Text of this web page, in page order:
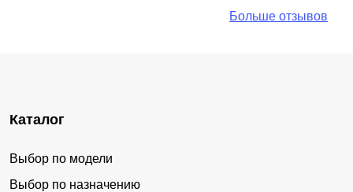
Больше отзывов
Каталог
Выбор по модели
Выбор по назначению